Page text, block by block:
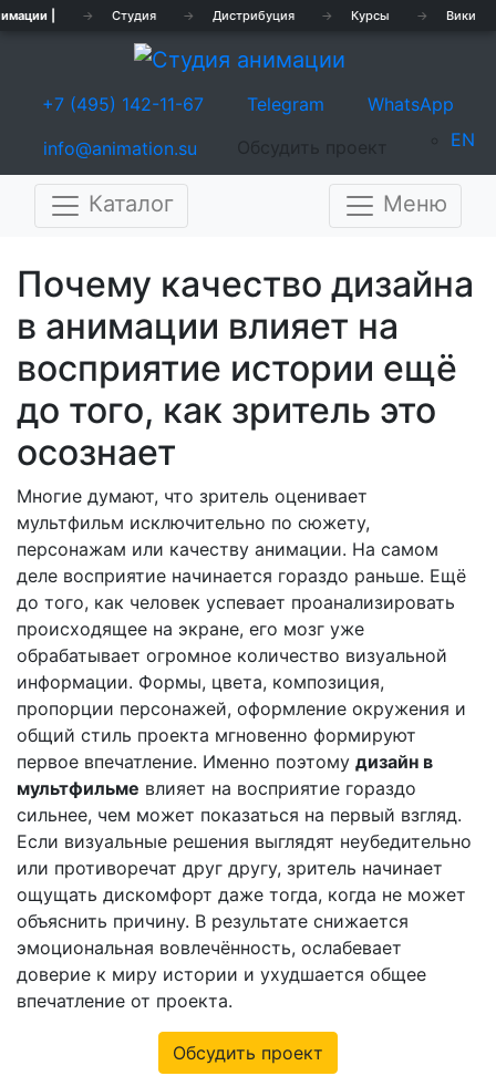
| → Студия → Дистрибуция → Курсы → Вики
+7 (495) 142-11-67 Telegram
WhatsApp
info@animation.su
Обсудить проект EN
Каталог Меню
Почему качество дизайна
в анимации влияет на
восприятие истории ещё
до того, как зритель это
осознает
Многие думают, что зритель оценивает
мультфильм исключительно по сюжету,
персонажам или качеству анимации. На самом
деле восприятие начинается гораздо раньше. Ещё
до того, как человек успевает проанализировать
происходящее на экране, его мозг уже
обрабатывает огромное количество визуальной
информации. Формы, цвета, композиция,
пропорции персонажей, оформление окружения и
общий стиль проекта мгновенно формируют
первое впечатление. Именно поэтому дизайн в
мультфильме влияет на восприятие гораздо
сильнее, чем может показаться на первый взгляд.
Если визуальные решения выглядят неубедительно
или противоречат друг другу, зритель начинает
ощущать дискомфорт даже тогда, когда не может
объяснить причину. В результате снижается
эмоциональная вовлечённость, ослабевает
доверие к миру истории и ухудшается общее
впечатление от проекта.
Обсудить проект